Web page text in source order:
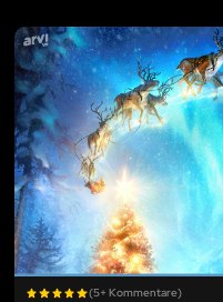
(5+ Kommentare)